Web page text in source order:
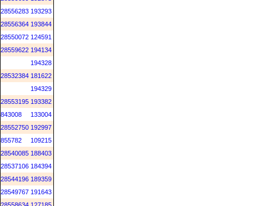
28556283 193293
28556364 193844
28550072 124591
28559622 194134
194328
28532384 181622
194329
28553195 193382
843008
133004
28552750 192997
855782
109215
28540085 188403
28537106 184394
28544196 189359
28549767 191643